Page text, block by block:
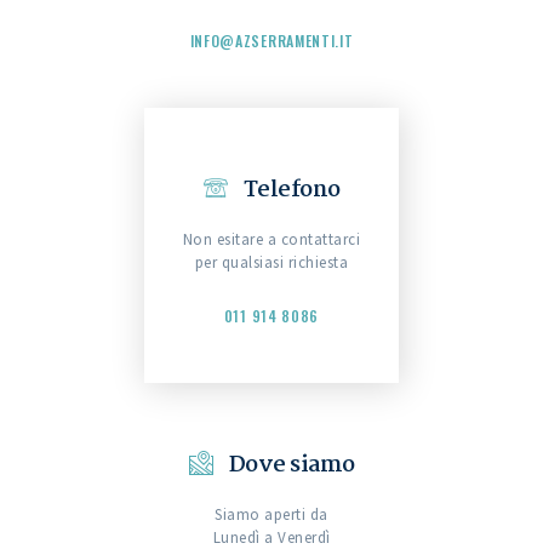
INFO@AZSERRAMENTI.IT
Telefono
Non esitare a contattarci
per qualsiasi richiesta
011 914 8086
Dove siamo
Siamo aperti da
Lunedì a Venerdì